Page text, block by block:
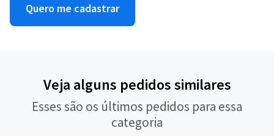
Quero me cadastrar
Veja alguns pedidos similares
Esses são os últimos pedidos para essa
categoria